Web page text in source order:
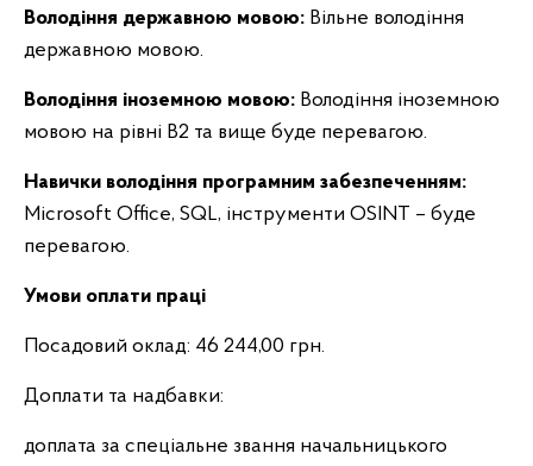
Володіння державною мовою: Вільне володіння
державною мовою.
Володіння іноземною мовою: Володіння іноземною
мовою на рівні B2 та вище буде перевагою.
Навички володіння програмним забезпеченням:
Microsoft Office, SQL, інструменти OSINT – буде
перевагою.
Умови оплати праці
Посадовий оклад: 46 244,00 грн.
Доплати та надбавки:
доплата за спеціальне звання начальницького